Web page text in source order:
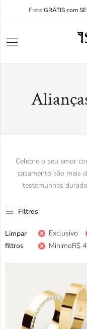
FreteGRÁTIS com
Celebre o seu amor
casamento são mais
testemunhas
Filtros
Limpar
filtros
Exclusivo
MinimoR$